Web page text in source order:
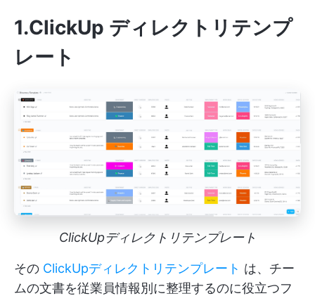
1.ClickUp ディレクトリテンプ
レート
ClickUpディレクトリテンプレート
その ClickUpディレクトリテンプレート は、チー
ムの文書を従業員情報別に整理するのに役立つフ